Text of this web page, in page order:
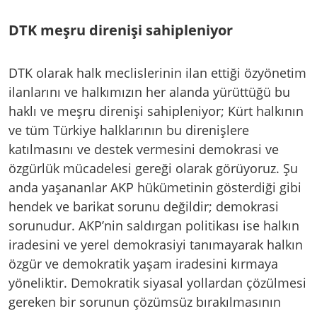
DTK meşru direnişi sahipleniyor
DTK olarak halk meclislerinin ilan ettiği özyönetim
ilanlarını ve halkımızın her alanda yürüttüğü bu
haklı ve meşru direnişi sahipleniyor; Kürt halkının
ve tüm Türkiye halklarının bu direnişlere
katılmasını ve destek vermesini demokrasi ve
özgürlük mücadelesi gereği olarak görüyoruz. Şu
anda yaşananlar AKP hükümetinin gösterdiği gibi
hendek ve barikat sorunu değildir; demokrasi
sorunudur. AKP’nin saldırgan politikası ise halkın
iradesini ve yerel demokrasiyi tanımayarak halkın
özgür ve demokratik yaşam iradesini kırmaya
yöneliktir. Demokratik siyasal yollardan çözülmesi
gereken bir sorunun çözümsüz bırakılmasının